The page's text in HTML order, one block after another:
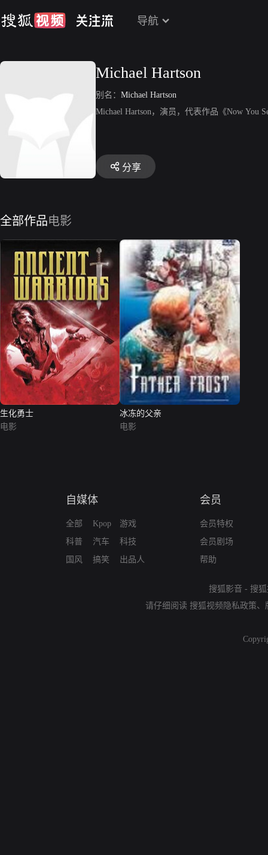
导航
Michael Hartson
别名： Michael Hartson
Michael Hartson，演员，代表作品《Now You
分享
全部作品电影
生化勇士
电影
冰冻的父亲
电影
自媒体
全部
科普
国风
Kpop
汽车
搞笑
游戏
科技
出品人
会员
会员特权
会员剧场
帮助
搜狐影音 - 搜
请仔细阅读 搜狐视频隐私政策、